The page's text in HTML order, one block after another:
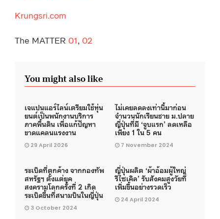
Krungsri.com
The MATTER 01 02
You might also like
เจแปนแอร์ไลน์เตรียมใช้หุ่น
ยนต์เป็นพนักงานบริการ
ภาคพื้นดิน เพื่อแก้ปัญหา
ขาดแคลนแรงงาน
29 April 2026
ไม่เคยลดลงเท่านี้มาก่อน
จำนวนนักเรียนชาย ม.ปลาย
ญี่ปุ่นที่มี ‘จูบแรก’ ลดเหลือ
เพียง 1 ใน 5 คน
7 November 2024
ระเบิดที่ตกค้าง จากกองทัพ
สหรัฐฯ ตั้งแต่ยุค
สงครามโลกครั้งที่ 2 เกิด
ระเบิดขึ้นที่สนามบินในญี่ปุ่น
3 October 2024
ญี่ปุ่นผลิต ‘ผ้าอ้อมผู้ใหญ่
รีไซเคิล’ รับสังคมสูงวัยที่
เพิ่มขึ้นอย่างรวดเร็ว
24 April 2024